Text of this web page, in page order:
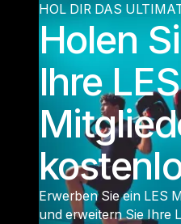
HOL DIR DAS
Holen
Ihre
Erwerben Sie ein LES
und erweitern Sie Ihre